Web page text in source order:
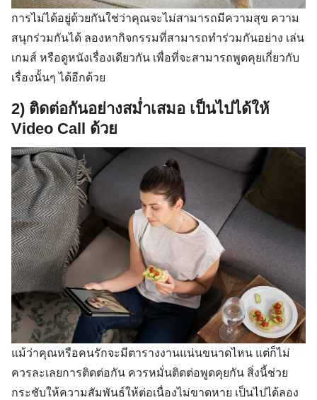
การไม่ได้อยู่ด้วยกันใช่ว่าคุณจะไม่สามารถมีความสุข ความ
สนุกร่วมกันได้ ลองหากิจกรรมที่สามารถทำร่วมกันอย่าง เล่น
เกมส์ หรือดูหนังเรื่องเดียวกัน เพื่อที่จะสามารถพูดคุยเกี่ยวกับ
เรื่องนั้นๆ ได้อีกด้วย
2) ติดต่อกันอย่างสม่ำเสมอ เป็นไปได้ให้
Video Call ด้วย
แม้ว่าคุณหรือคนรักจะมีตารางงานแน่นขนาดไหน แต่ก็ไม่
ควรละเลยการติดต่อกัน ควรหมั่นติดต่อพูดคุยกัน สิ่งนี้ช่วย
กระชับให้ความสัมพันธ์ให้ต่อเนื่องไม่ขาดหาย เป็นไปได้ลอง